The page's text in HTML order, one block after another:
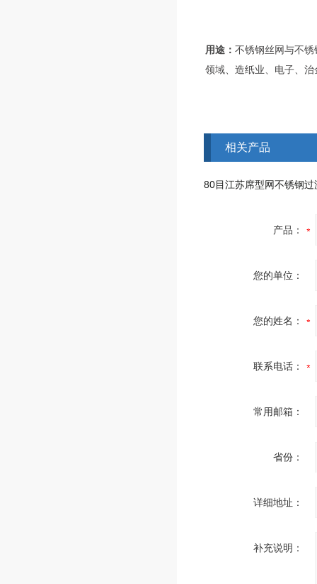
用途： 不锈钢丝网与不
领域、造纸业、电子、
相关产品
产品：
您的单位：
您的姓名：
联系电话：
常用邮箱：
省份：
详细地址：
补充说明：